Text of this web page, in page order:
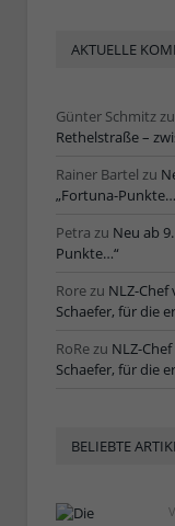
AKTUELLE
Günter Schmitzzu
Rethelstraße –
Rainer Bartel zu
„Fortuna-
Petra zu Neu ab
Punkte…“
Rorezu NLZ-
Schaefer, für die
RoRezu NLZ-
Schaefer, für die
BELIEBTE